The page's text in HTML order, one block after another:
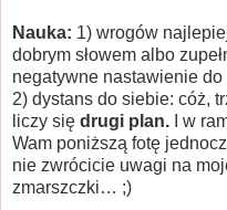
Nauka: 1) wrogów
dobrym słowem albo
negatywne nastawienie do
2) dystans do siebie: cóż,
liczy się drugi plan. I w
Wam poniższą fotę
nie zwrócicie uwagi na
zmarszczki… ;)